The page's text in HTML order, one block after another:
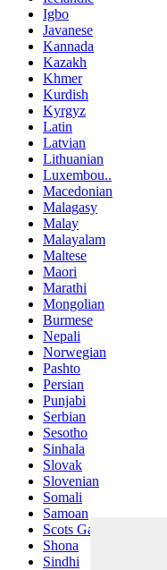
Igbo
Javanese
Kannada
Kazakh
Khmer
Kurdish
Kyrgyz
Latin
Latvian
Lithuanian
Luxembou..
Macedonian
Malagasy
Malay
Malayalam
Maltese
Maori
Marathi
Mongolian
Burmese
Nepali
Norwegian
Pashto
Persian
Punjabi
Serbian
Sesotho
Sinhala
Slovak
Slovenian
Somali
Samoan
Scots Gaelic
Shona
Sindhi